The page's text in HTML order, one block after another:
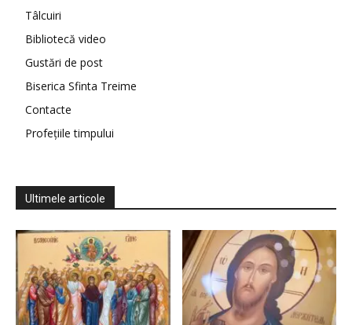
Tâlcuiri
Bibliotecă video
Gustări de post
Biserica Sfinta Treime
Contacte
Profețiile timpului
Ultimele articole